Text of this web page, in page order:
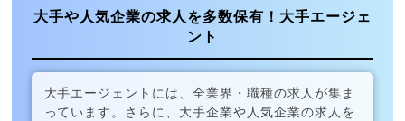
大手や人気企業の求人を多数保有！大手エージェ
ント
大手エージェントには、全業界・職種の求人が集ま
っています。さらに、大手企業や人気企業の求人を